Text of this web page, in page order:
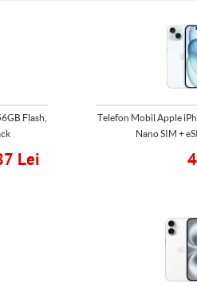
Flash,
Lei
Telefon Mobil Apple
Nano SIM +